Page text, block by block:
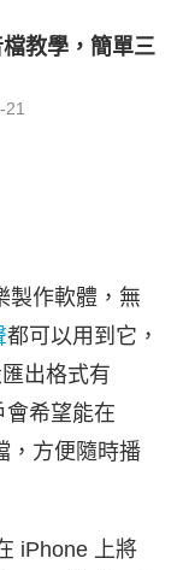
教學，簡單三
21
製作軟體，無
都可以用到它，
出格式有
會希望能在
，方便隨時播
iPhone 上將